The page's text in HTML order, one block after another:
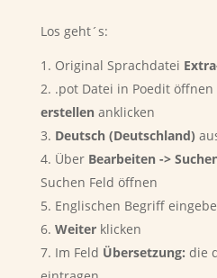
Los geht´s:
Original Sprachdatei
.pot Datei in Poedit öffnen
erstellenanklicken
Deutsch (Deutschland)
Über Bearbeiten ->
Suchen Feld öffnen
Englischen Begriff
Weiterklicken
Im Feld Übersetzung: die